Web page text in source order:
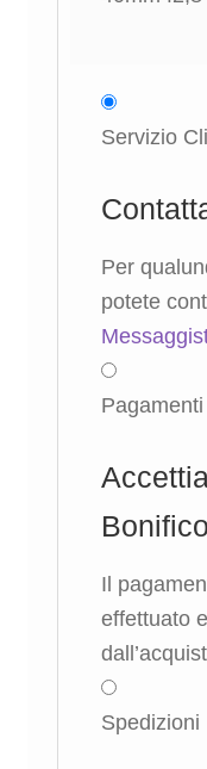
Servizio
Per
potete
Pagamenti
Il
effettuato
Spedizioni